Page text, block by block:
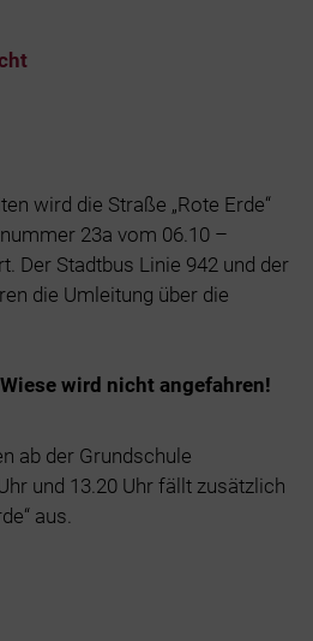
wird die Straße „Rote Erde“
23a vom 06.10 –
Der Stadtbus Linie 942 und der
die Umleitung über die
wird nicht angefahren!
ab der Grundschule
und 13.20 Uhr fällt zusätzlich
aus.